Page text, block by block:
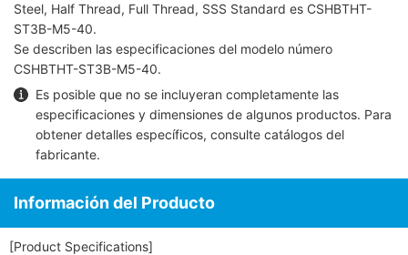
Steel, Half Thread, Full Thread, SSS Standard es CSHBTHT-
ST3B-M5-40.
Se describen las especificaciones del modelo número
CSHBTHT-ST3B-M5-40.
Es posible que no se incluyeran completamente las
especificaciones y dimensiones de algunos productos. Para
obtener detalles específicos, consulte catálogos del
fabricante.
Información del Producto
[Product Specifications]